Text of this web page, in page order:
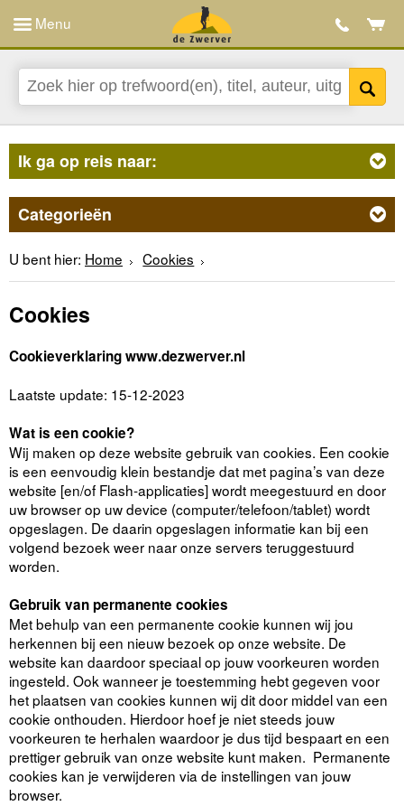
Menu
Ik ga op reis naar:
Categorieën
U bent hier: Home Cookies
Cookies
Cookieverklaring www.dezwerver.nl
Laatste update: 15-12-2023
Wat is een cookie?
Wij maken op deze website gebruik van cookies. Een cookie
is een eenvoudig klein bestandje dat met pagina’s van deze
website [en/of Flash-applicaties] wordt meegestuurd en door
uw browser op uw device (computer/telefoon/tablet) wordt
opgeslagen. De daarin opgeslagen informatie kan bij een
volgend bezoek weer naar onze servers teruggestuurd
worden.
Gebruik van permanente cookies
Met behulp van een permanente cookie kunnen wij jou
herkennen bij een nieuw bezoek op onze website. De
website kan daardoor speciaal op jouw voorkeuren worden
ingesteld. Ook wanneer je toestemming hebt gegeven voor
het plaatsen van cookies kunnen wij dit door middel van een
cookie onthouden. Hierdoor hoef je niet steeds jouw
voorkeuren te herhalen waardoor je dus tijd bespaart en een
prettiger gebruik van onze website kunt maken. Permanente
cookies kan je verwijderen via de instellingen van jouw
browser.